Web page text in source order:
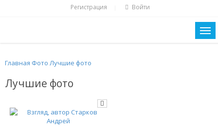
Регистрация Войти
Главная Фото Лучшие фото
Лучшие фото